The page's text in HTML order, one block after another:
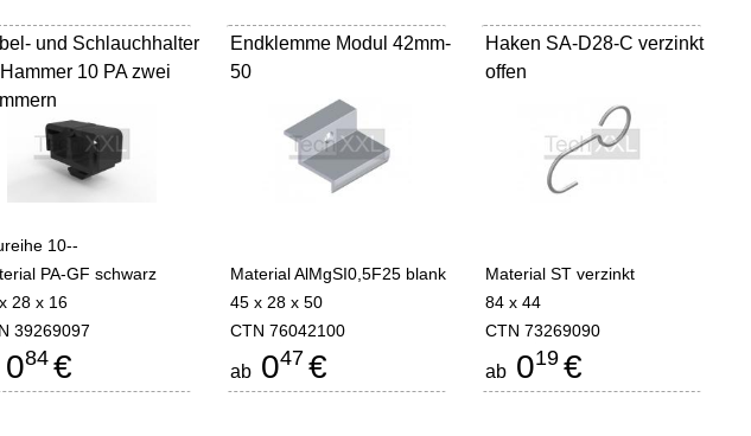
und Schlauchhalter
10 PA zwei
10--
PA-GF schwarz
28 x 16
39269097
084 €
Endklemme Modul 42mm-
50
Material AlMgSI0,5F25 blank
45 x 28 x 50
CTN 76042100
ab 047 €
Haken SA-D28-C verzinkt
offen
Material ST verzinkt
84 x 44
CTN 73269090
ab 019 €